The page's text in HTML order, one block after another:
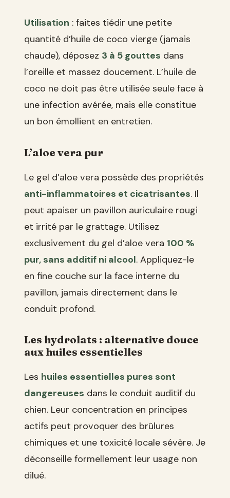
Utilisation : faites tiédir une petite
quantité d’huile de coco vierge (jamais
chaude), déposez 3 à 5 gouttes dans
l’oreille et massez doucement. L’huile de
coco ne doit pas être utilisée seule face à
une infection avérée, mais elle constitue
un bon émollient en entretien.
L’aloe vera pur
Le gel d’aloe vera possède des propriétés
anti-inflammatoires et cicatrisantes. Il
peut apaiser un pavillon auriculaire rougi
et irrité par le grattage. Utilisez
exclusivement du gel d’aloe vera 100 %
pur, sans additif ni alcool. Appliquez-le
en fine couche sur la face interne du
pavillon, jamais directement dans le
conduit profond.
Les hydrolats : alternative douce
aux huiles essentielles
Les huiles essentielles pures sont
dangereuses dans le conduit auditif du
chien. Leur concentration en principes
actifs peut provoquer des brûlures
chimiques et une toxicité locale sévère. Je
déconseille formellement leur usage non
dilué.